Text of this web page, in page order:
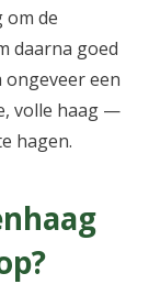
de
daarna goed
ongeveer een
volle haag —
hagen.